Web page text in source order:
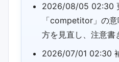
2026/08/05 02:30
「competitor」の
方を見直し、注意書
2026/07/01 02:30